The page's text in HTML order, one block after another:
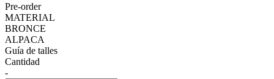
Pre-order
MATERIAL
BRONCE
ALPACA
Guía de talles
Cantidad
-